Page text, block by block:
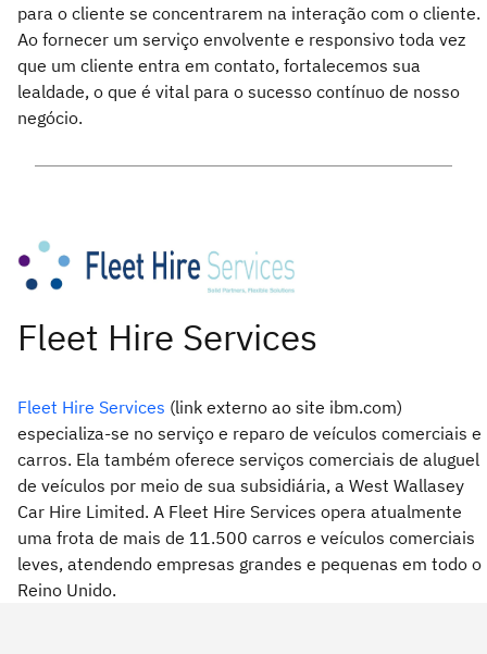
para o cliente se concentrarem na interação com o cliente.
Ao fornecer um serviço envolvente e responsivo toda vez
que um cliente entra em contato, fortalecemos sua
lealdade, o que é vital para o sucesso contínuo de nosso
negócio.
Fleet Hire Services (link externo ao site ibm.com)
especializa-se no serviço e reparo de veículos comerciais e
carros. Ela também oferece serviços comerciais de aluguel
de veículos por meio de sua subsidiária, a West Wallasey
Car Hire Limited. A Fleet Hire Services opera atualmente
uma frota de mais de 11.500 carros e veículos comerciais
leves, atendendo empresas grandes e pequenas em todo o
Reino Unido.